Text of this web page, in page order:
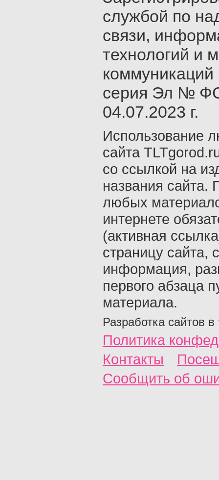
службой по
связи,
технологий и
серия Эл №
04.07.2023 г.
Использование
сайта
со ссылкой на
названия сайта.
любых
интернете
(активная
страницу сайта,
информация,
первого абзаца
материала.
Разработка сайтов в
Политика
Контакты
Сообщить об